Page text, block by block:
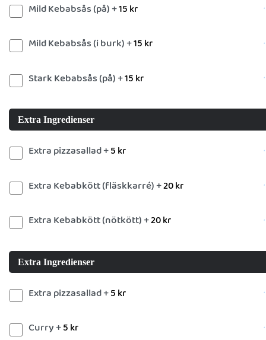
Mild Kebabsås (på) +15 kr
Mild Kebabsås (i burk) +15 kr
Stark Kebabsås (på) +15 kr
Extra Ingredienser
Extra pizzasallad +5 kr
Extra Kebabkött (fläskkarré) +20kr
Extra Kebabkött (nötkött) +20kr
Extra Ingredienser
Extra pizzasallad +5 kr
Curry +5 kr